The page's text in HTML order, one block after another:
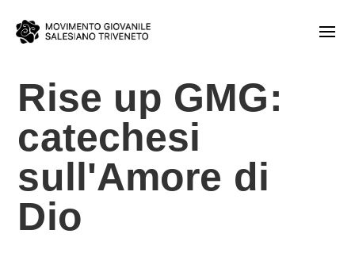
Rise up GMG:
catechesi
sull'Amore di
Dio